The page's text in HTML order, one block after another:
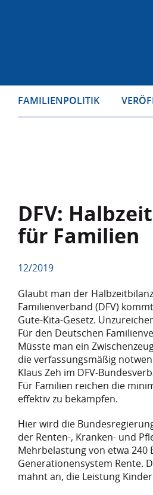
FAMILIENPOLITIK
DFV:
für Familien
12/2019
Glaubt man der
Familienverband (DFV)
Gute-Kita-Gesetz.
Für den Deutschen
Müsste man ein
die verfassungsmäßig
Klaus Zeh im DFV-
Für Familien reichen die
effektiv zu bekämpfen.
Hier wird die
der Renten-, Kranken- und
Mehrbelastung von etwa
Generationensystem Rente.
mahnt an, die Leistung